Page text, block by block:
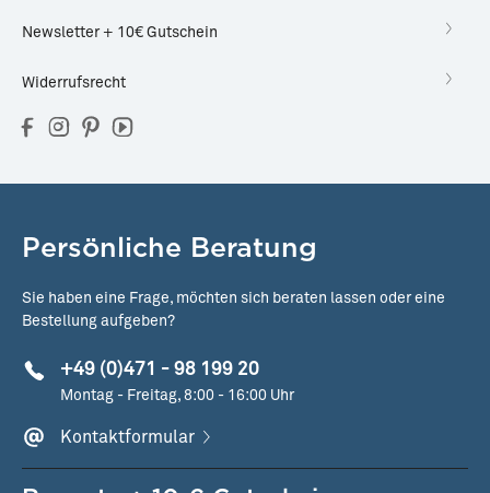
Newsletter + 10€ Gutschein
Widerrufsrecht
Persönliche Beratung
Sie haben eine Frage, möchten sich beraten lassen oder eine
Bestellung aufgeben?
+49 (0)471 - 98 199 20
Montag - Freitag, 8:00 - 16:00 Uhr
Kontaktformular